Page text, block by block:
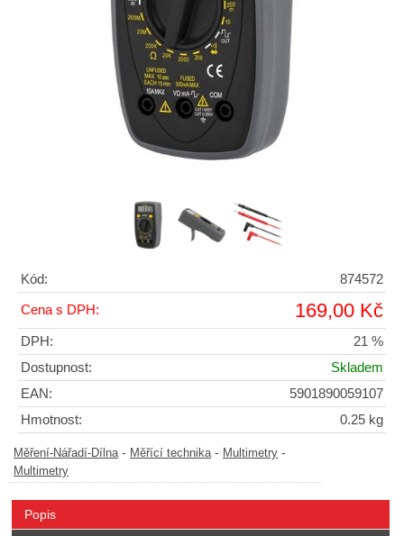
Kód: 874572
Cena s DPH: 169,00 Kč
DPH:
21 %
Dostupnost:
Skladem
EAN:
5901890059107
Hmotnost:
0.25 kg
Měření-Nářadí-Dílna- Měřící technika- Multimetry -
Multimetry
Popis